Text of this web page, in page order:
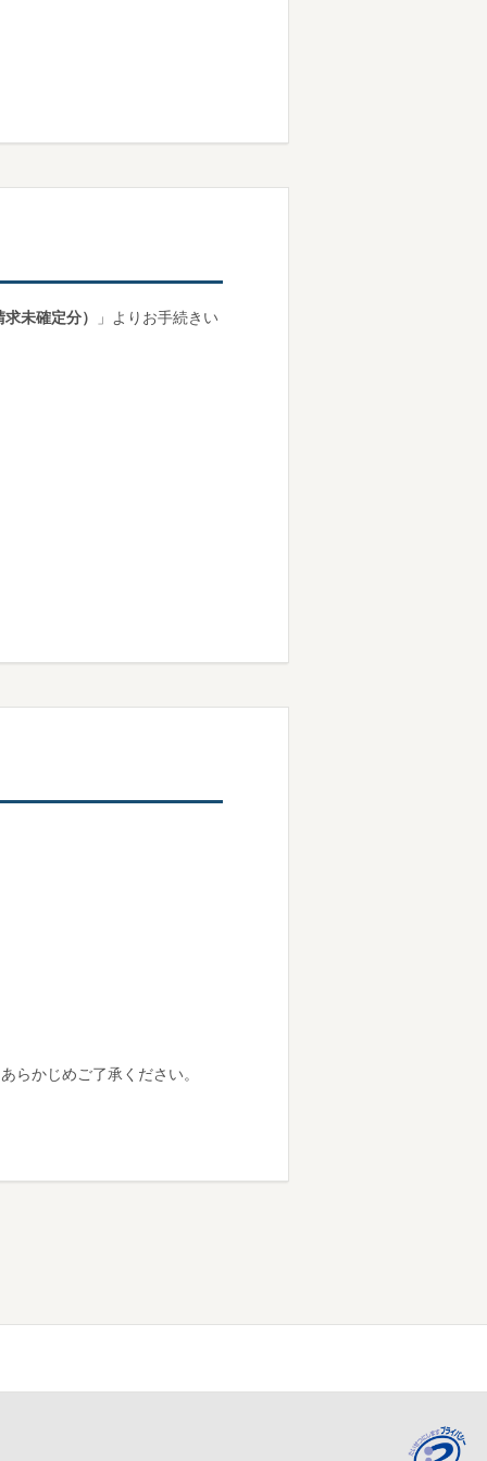
未確定分） 」よりお手続きい
らかじめご了承ください。